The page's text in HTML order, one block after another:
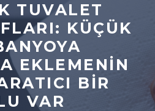
TUVALET
KÜÇÜK
EKLEMENIN
BIR
VAR